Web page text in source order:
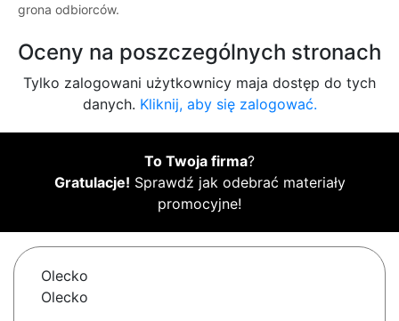
grona odbiorców.
Oceny na poszczególnych stronach
Tylko zalogowani użytkownicy maja dostęp do tych
danych. Kliknij, aby się zalogować.
To Twoja firma?
Gratulacje! Sprawdź jak odebrać materiały
promocyjne!
Olecko
Olecko